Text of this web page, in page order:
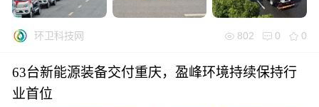
环卫科技网 802 0 0
63台新能源装备交付重庆，盈峰环境持续保持行
业首位